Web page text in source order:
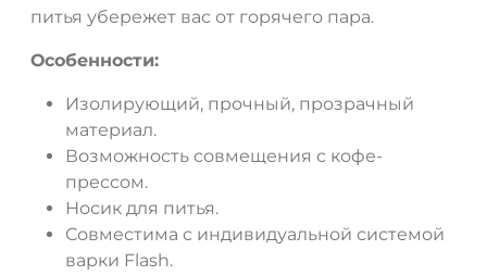
питья убережет вас от горячего пара.
Особенности:
Изолирующий, прочный, прозрачный
материал.
Возможность совмещения с кофе-
прессом.
Носик для питья.
Совместима с индивидуальной системой
варки Flash.